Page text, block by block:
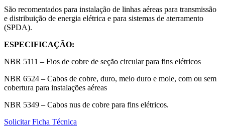
São recomentados para instalação de linhas aéreas para transmissão
e distribuição de energia elétrica e para sistemas de aterramento
(SPDA).
ESPECIFICAÇÃO:
NBR 5111 – Fios de cobre de seção circular para fins elétricos
NBR 6524 – Cabos de cobre, duro, meio duro e mole, com ou sem
cobertura para instalações aéreas
NBR 5349 – Cabos nus de cobre para fins elétricos.
Solicitar Ficha Técnica